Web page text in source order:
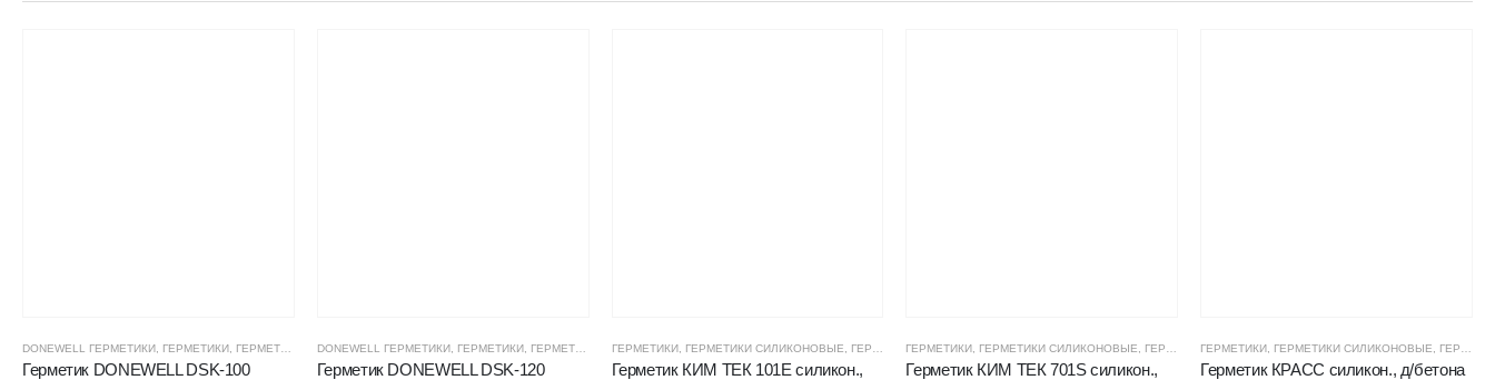
DONEWELL ГЕРМЕТИКИ ГЕРМЕТИКИ ГЕРМЕТИКИ СИЛИКОНОВЫЕ ,ГЕРМЕТИКИ, КЛЕИ, ПЕНЫ,ЦЕНОВЫЕ ГРУППЫ
Герметик DONEWELL DSK-100
DONEWELL ГЕРМЕТИКИ, ГЕРМЕТИКИ, ГЕРМЕТИКИ СИЛИКОНОВЫЕ ,ГЕРМЕТИКИ, КЛЕИ, ПЕНЫ, ЦЕНОВЫЕ ГРУППЫ
Герметик DONEWELL DSK-120
ГЕРМЕТИКИ, ГЕРМЕТИКИ СИЛИКОНОВЫЕ ГЕРМЕТИКИ, КЛЕИ, ПЕНЫ ,КИМ ТЕК ГЕРМЕТИКИ,ЦЕНОВЫЕ ГРУППЫ
Герметик КИМ ТЕК 101Е силикон.,
ГЕРМЕТИКИ ГЕРМЕТИКИ СИЛИКОНОВЫЕ ГЕРМЕТИКИ, КЛЕИ, ПЕНЫ ,КИМ ТЕК ГЕРМЕТИКИ,ЦЕНОВЫЕ
Герметик КИМ ТЕК 701S силикон.,
ГЕРМЕТИКИ ГЕРМЕТИКИ СИЛИКОНОВЫЕ ГЕРМЕТИКИ, КЛЕИ, ПЕНЫ
Герметик КРАСС силикон., д/бетона